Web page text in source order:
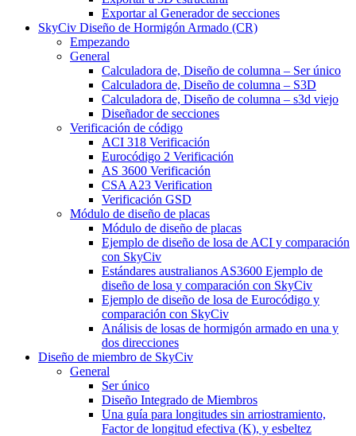
Exportar al Generador de secciones
SkyCiv Diseño de Hormigón Armado (CR)
Empezando
General
Calculadora de, Diseño de columna – Ser único
Calculadora de, Diseño de columna – S3D
Calculadora de, Diseño de columna – s3d viejo
Diseñador de secciones
Verificación de código
ACI 318 Verificación
Eurocódigo 2 Verificación
AS 3600 Verificación
CSA A23 Verification
Verificación GSD
Módulo de diseño de placas
Módulo de diseño de placas
Ejemplo de diseño de losa de ACI y comparación
con SkyCiv
Estándares australianos AS3600 Ejemplo de
diseño de losa y comparación con SkyCiv
Ejemplo de diseño de losa de Eurocódigo y
comparación con SkyCiv
Análisis de losas de hormigón armado en una y
dos direcciones
Diseño de miembro de SkyCiv
General
Ser único
Diseño Integrado de Miembros
Una guía para longitudes sin arriostramiento,
Factor de longitud efectiva (K), y esbeltez